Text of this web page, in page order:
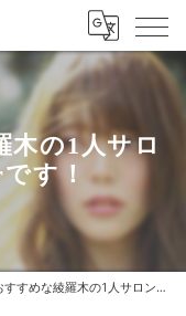
木の1人サロ
す！
な綾羅木の1人サロン、Bravery-hairです！